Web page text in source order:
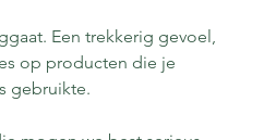
Een trekkerig gevoel,
op producten die je
gebruikte.